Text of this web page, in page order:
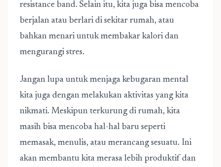
resistance band. Selain itu, kita juga bisa mencoba
berjalan atau berlari di sekitar rumah, atau
bahkan menari untuk membakar kalori dan
mengurangi stres.
Jangan lupa untuk menjaga kebugaran mental
kita juga dengan melakukan aktivitas yang kita
nikmati. Meskipun terkurung di rumah, kita
masih bisa mencoba hal-hal baru seperti
memasak, menulis, atau merancang sesuatu. Ini
akan membantu kita merasa lebih produktif dan